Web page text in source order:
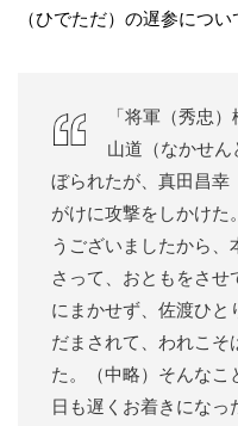
（ひでただ）の遅参につ
「将軍（秀忠
山道（なかせ
ぼられたが、真田昌幸
がけに攻撃をしかけた
うございましたから、
さって、おともをさせ
にまかせず、佐渡ひと
だまされて、われこそ
た。（中略）そんなこ
日も遅くお着きになっ